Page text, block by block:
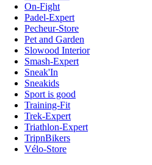
On-Fight
Padel-Expert
Pecheur-Store
Pet and Garden
Slowood Interior
Smash-Expert
Sneak'In
Sneakids
Sport is good
Training-Fit
Trek-Expert
Triathlon-Expert
TripnBikers
Vélo-Store